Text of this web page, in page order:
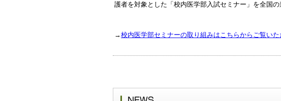
護者を対象とした「校内医学部入試セミナー」を全国の
→校内医学部セミナーの取り組みはこちらからご覧いた